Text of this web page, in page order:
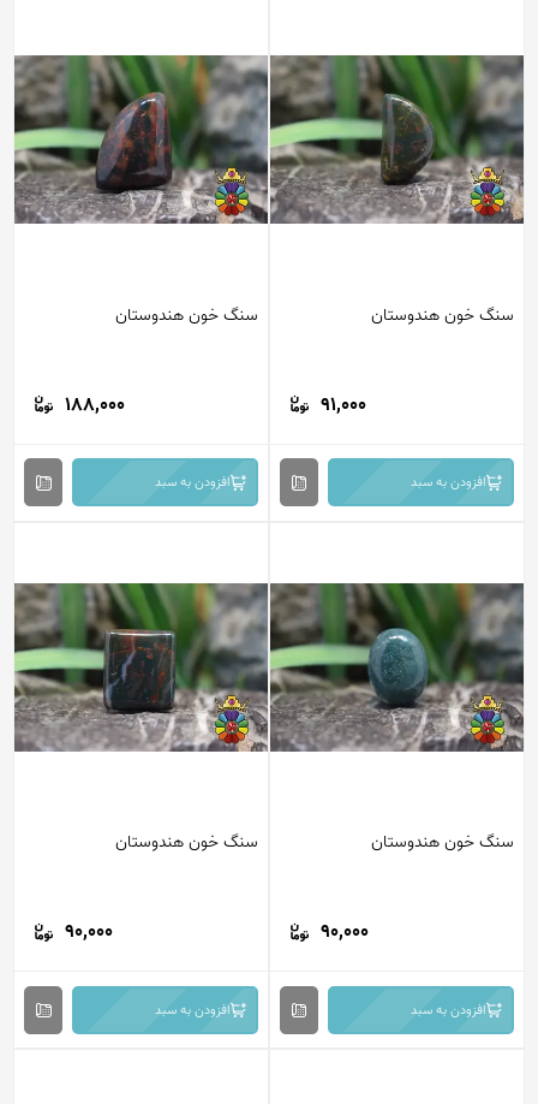
سنگ خون هندوستان
91,000
افزودن به سبد
سنگ خون هندوستان
188,000
افزودن به سبد
سنگ خون هندوستان
90,000
افزودن به سبد
سنگ خون هندوستان
90,000
افزودن به سبد